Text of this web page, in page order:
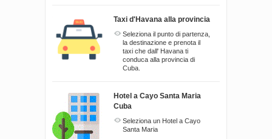
Taxi d'Havana alla provincia
Seleziona il punto di partenza,
la destinazione e prenota il
taxi che dall' Havana ti
conduca alla provincia di
Cuba.
Hotel a Cayo Santa Maria
Cuba
Seleziona un Hotel a Cayo
Santa Maria